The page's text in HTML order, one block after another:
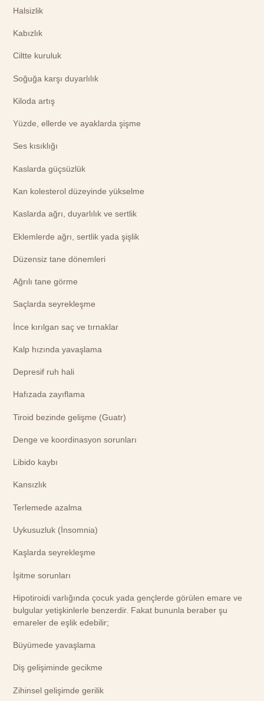
Halsizlik
Kabızlık
Ciltte kuruluk
Soğuğa karşı duyarlılık
Kiloda artış
Yüzde, ellerde ve ayaklarda şişme
Ses kısıklığı
Kaslarda güçsüzlük
Kan kolesterol düzeyinde yükselme
Kaslarda ağrı, duyarlılık ve sertlik
Eklemlerde ağrı, sertlik yada şişlik
Düzensiz tane dönemleri
Ağrılı tane görme
Saçlarda seyrekleşme
İnce kırılgan saç ve tırnaklar
Kalp hızında yavaşlama
Depresif ruh hali
Hafızada zayıflama
Tiroid bezinde gelişme (Guatr)
Denge ve koordinasyon sorunları
Libido kaybı
Kansızlık
Terlemede azalma
Uykusuzluk (İnsomnia)
Kaşlarda seyrekleşme
İşitme sorunları
Hipotiroidi varlığında çocuk yada gençlerde görülen emare ve
bulgular yetişkinlerle benzerdir. Fakat bununla beraber şu
emareler de eşlik edebilir;
Büyümede yavaşlama
Diş gelişiminde gecikme
Zihinsel gelişimde gerilik